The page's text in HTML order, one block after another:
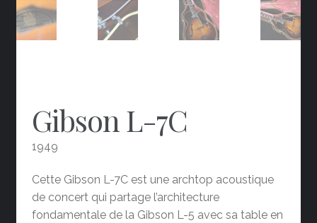
Gibson L-7C
1949
Cette Gibson L-7C est une archtop acoustique
de concert qui partage l’architecture
fondamentale de la Gibson L-5 avec sa table en